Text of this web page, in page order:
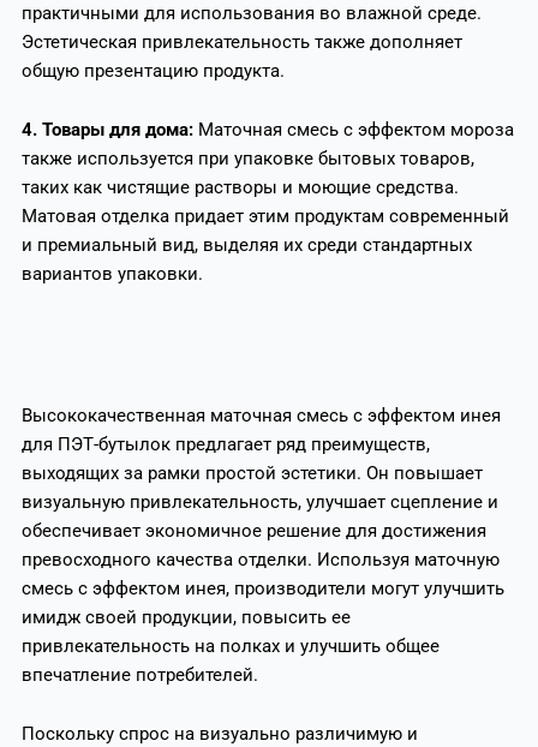
практичными для использования во влажной среде.
Эстетическая привлекательность также дополняет
общую презентацию продукта.
4. Товары для дома: Маточная смесь с эффектом мороза
также используется при упаковке бытовых товаров,
таких как чистящие растворы и моющие средства.
Матовая отделка придает этим продуктам современный
и премиальный вид, выделяя их среди стандартных
вариантов упаковки.
Высококачественная маточная смесь с эффектом инея
для ПЭТ-бутылок предлагает ряд преимуществ,
выходящих за рамки простой эстетики. Он повышает
визуальную привлекательность, улучшает сцепление и
обеспечивает экономичное решение для достижения
превосходного качества отделки. Используя маточную
смесь с эффектом инея, производители могут улучшить
имидж своей продукции, повысить ее
привлекательность на полках и улучшить общее
впечатление потребителей.
Поскольку спрос на визуально различимую и